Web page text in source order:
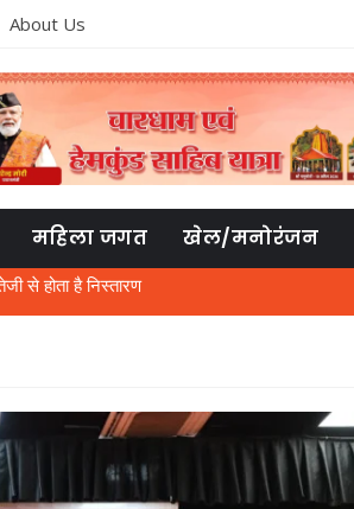
About Us
महिला जगत खेल/मनोरंजन
पर फोड़ा सिर, कोतवाली में मुकदमा दर्ज
ऑनलाइन पंजीकरण के साथ जमा होगी हार्ड कॉपी
अर्जी निरस्त